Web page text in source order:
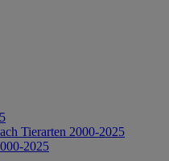
Tierarten 2000-2025
2025